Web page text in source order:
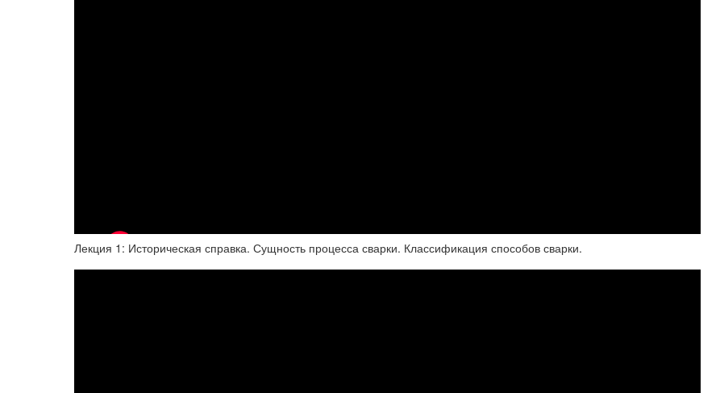
Лекция 1: Историческая справка. Сущность процесса сварки. Классификация способов сварки.